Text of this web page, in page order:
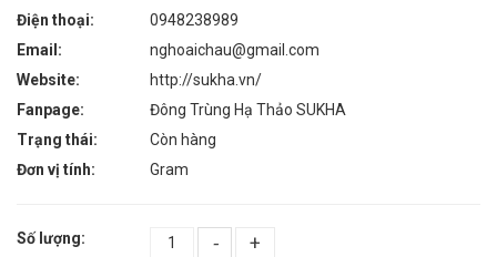
Điện thoại:
0948238989
Email:
nghoaichau@gmail.com
Website:
http://sukha.vn/
Fanpage:
Đông Trùng Hạ Thảo SUKHA
Trạng thái:
Còn hàng
Đơn vị tính:
Gram
Số lượng: - +